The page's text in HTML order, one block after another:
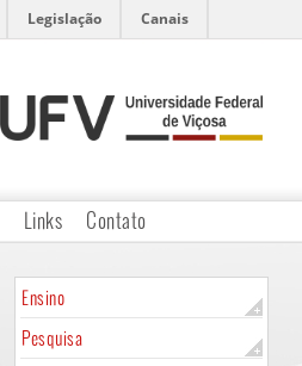
Legislação Canais
Links Contato
Ensino
Pesquisa